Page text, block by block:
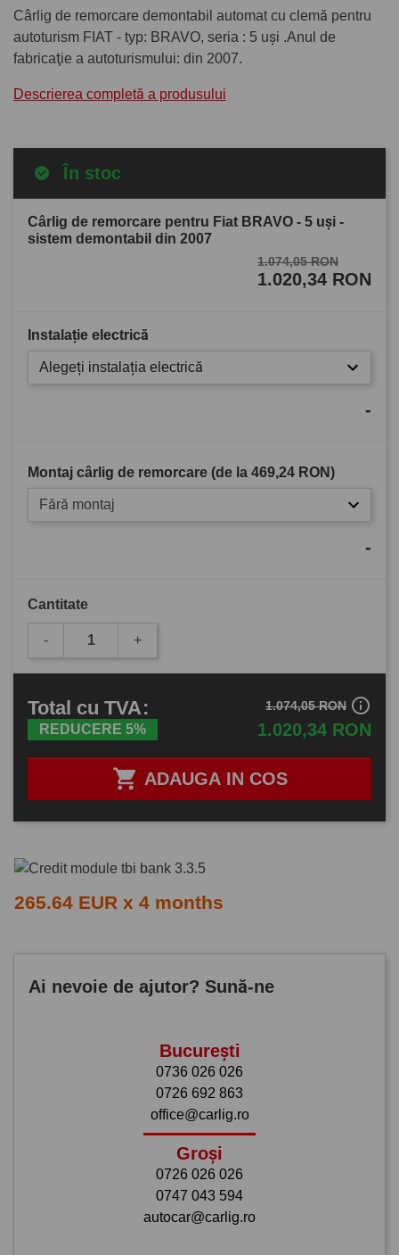
Cârlig de remorcare demontabil automat cu clemă pentru
autoturism FIAT - typ: BRAVO, seria : 5 uşi .Anul de
fabricaţie a autoturismului: din 2007.
Descrierea completă a produsului
În stoc
Cârlig de remorcare pentru Fiat BRAVO - 5 uşi -
sistem demontabil din 2007
1.074,05 RON
1.020,34 RON
Instalație electrică
Alegeți instalația electrică
-
Montaj cârlig de remorcare (de la 469,24 RON)
Fără montaj
-
Cantitate
- +
 ADAUGA IN COS
Total cu TVA:
REDUCERE 5% 1.020,34 RON
1.074,05 RON info_outline
265.64 EUR x 4 months
Ai nevoie de ajutor? Sună-ne
București
0736 026 026
0726 692 863
office@carlig.ro
Groși
0726 026 026
0747 043 594
autocar@carlig.ro